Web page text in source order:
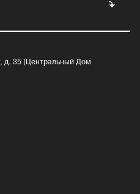
д. 35 (Центральный Дом